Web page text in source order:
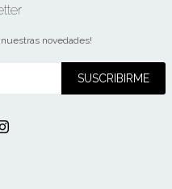
novedades!
SUSCRIBIRME